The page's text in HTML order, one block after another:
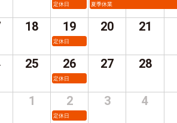
定休日 夏季休業
18 19
定休日
20 21
25 26
定休日
27 28
1 2
定休日
3 4